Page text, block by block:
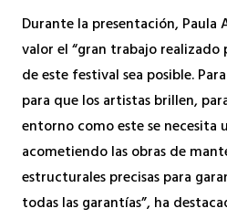
Durante la presentación,
valor el “gran trabajo realizado
de este festival sea posible.
para que los artistas brillen,
entorno como este se
acometiendo las obras de
estructurales precisas para
todas las garantías”, ha